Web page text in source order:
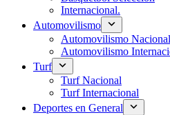
Internacional.
Automovilismo
Automovilismo Nacional
Automovilismo
Turf
Turf Nacional
Turf Internacional
Deportes en General